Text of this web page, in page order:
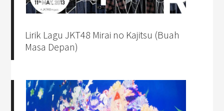
Lirik Lagu JKT48 Mirai no Kajitsu (Buah
Masa Depan)